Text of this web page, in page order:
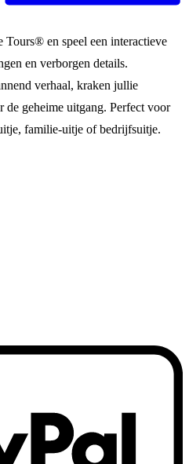
Tours® en speel een interactieve
en verborgen details.
verhaal, kraken jullie
de geheime uitgang. Perfect voor
familie-uitje of bedrijfsuitje.